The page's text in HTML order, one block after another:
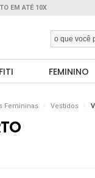
EM ATÉ 10X
FEMININO
Femininas Vestidos